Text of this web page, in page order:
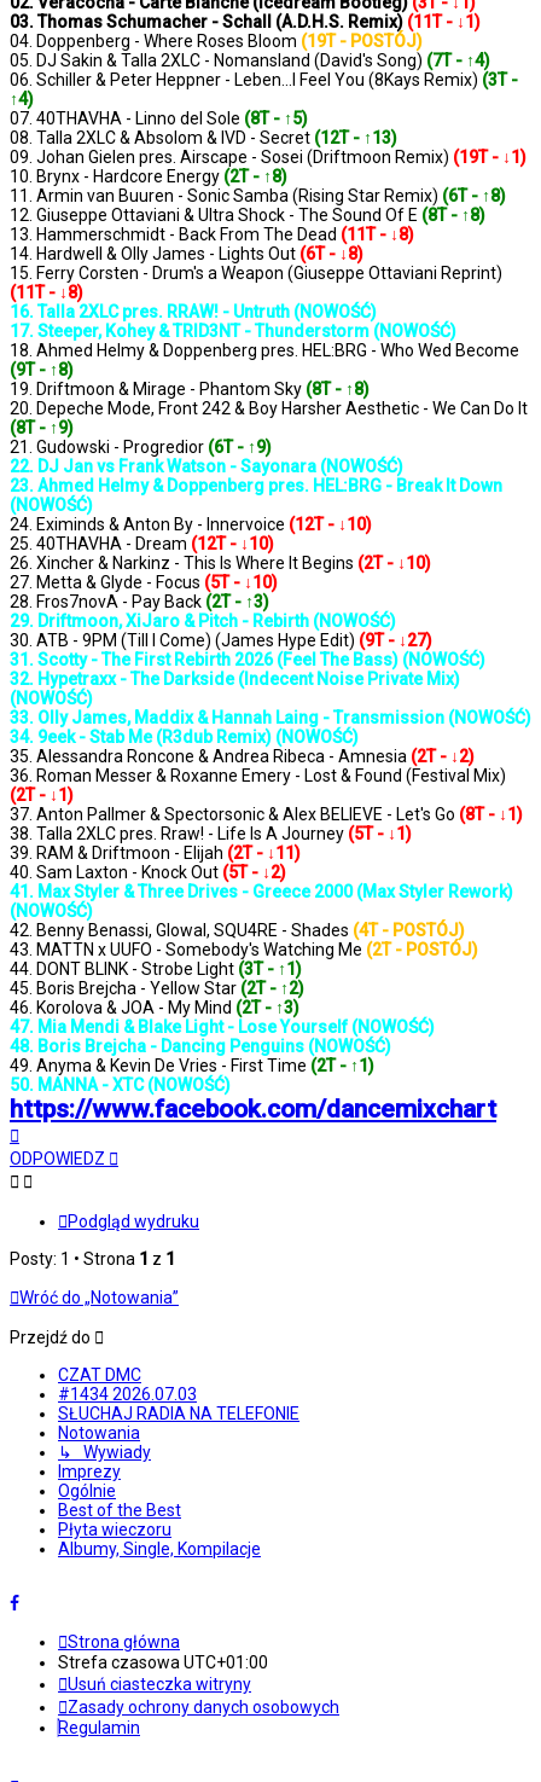
03. Thomas Schumacher - Schall (A.D.H.S. Remix) (11T - ↓1)
04. Doppenberg - Where Roses Bloom (19T - POSTÓJ)
05. DJ Sakin & Talla 2XLC - Nomansland (David's Song) (7T - ↑4)
06. Schiller & Peter Heppner - Leben...I Feel You (8Kays Remix) (3T -
↑4)
07. 40THAVHA - Linno del Sole (8T - ↑5)
08. Talla 2XLC & Absolom & IVD - Secret (12T - ↑13)
09. Johan Gielen pres. Airscape - Sosei (Driftmoon Remix) (19T - ↓1)
10. Brynx - Hardcore Energy (2T - ↑8)
11. Armin van Buuren - Sonic Samba (Rising Star Remix) (6T - ↑8)
12. Giuseppe Ottaviani & Ultra Shock - The Sound Of E (8T - ↑8)
13. Hammerschmidt - Back From The Dead (11T - ↓8)
14. Hardwell & Olly James - Lights Out (6T - ↓8)
15. Ferry Corsten - Drum's a Weapon (Giuseppe Ottaviani Reprint)
(11T - ↓8)
16. Talla 2XLC pres. RRAW! - Untruth (NOWOŚĆ)
17. Steeper, Kohey & TRID3NT - Thunderstorm (NOWOŚĆ)
18. Ahmed Helmy & Doppenberg pres. HEL:BRG - Who Wed Become
(9T - ↑8)
19. Driftmoon & Mirage - Phantom Sky (8T - ↑8)
20. Depeche Mode, Front 242 & Boy Harsher Aesthetic - We Can Do It
(8T - ↑9)
21. Gudowski - Progredior (6T - ↑9)
22. DJ Jan vs Frank Watson - Sayonara (NOWOŚĆ)
23. Ahmed Helmy & Doppenberg pres. HEL:BRG - Break It Down
(NOWOŚĆ)
24. Eximinds & Anton By - Innervoice (12T - ↓10)
25. 40THAVHA - Dream (12T - ↓10)
26. Xincher & Narkinz - This Is Where It Begins (2T - ↓10)
27. Metta & Glyde - Focus (5T - ↓10)
28. Fros7novA - Pay Back (2T - ↑3)
29. Driftmoon, XiJaro & Pitch - Rebirth (NOWOŚĆ)
30. ATB - 9PM (Till I Come) (James Hype Edit) (9T - ↓27)
31. Scotty - The First Rebirth 2026 (Feel The Bass) (NOWOŚĆ)
32. Hypetraxx - The Darkside (Indecent Noise Private Mix)
(NOWOŚĆ)
33. Olly James, Maddix & Hannah Laing - Transmission (NOWOŚĆ)
34. 9eek - Stab Me (R3dub Remix) (NOWOŚĆ)
35. Alessandra Roncone & Andrea Ribeca - Amnesia (2T - ↓2)
36. Roman Messer & Roxanne Emery - Lost & Found (Festival Mix)
(2T - ↓1)
37. Anton Pallmer & Spectorsonic & Alex BELIEVE - Let's Go (8T - ↓1)
38. Talla 2XLC pres. Rraw! - Life Is A Journey (5T - ↓1)
39. RAM & Driftmoon - Elijah (2T - ↓11)
40. Sam Laxton - Knock Out (5T - ↓2)
41. Max Styler & Three Drives - Greece 2000 (Max Styler Rework)
(NOWOŚĆ)
42. Benny Benassi, Glowal, SQU4RE - Shades (4T - POSTÓJ)
43. MATTN x UUFO - Somebody's Watching Me (2T - POSTÓJ)
44. DONT BLINK - Strobe Light (3T - ↑1)
45. Boris Brejcha - Yellow Star (2T - ↑2)
46. Korolova & JOA - My Mind (2T - ↑3)
47. Mia Mendi & Blake Light - Lose Yourself (NOWOŚĆ)
48. Boris Brejcha - Dancing Penguins (NOWOŚĆ)
49. Anyma & Kevin De Vries - First Time (2T - ↑1)
50. MANNA - XTC (NOWOŚĆ)
https://www.facebook.com/dancemixchart
górę
ODPOWIEDZ
Podgląd wydruku
Posty: 1 • Strona 1 z 1
Wróć do „Notowania”
Przejdź do
CZAT DMC
#1434 2026.07.03
SŁUCHAJ RADIA NA TELEFONIE
Notowania
↳ Wywiady
Imprezy
Ogólnie
Best of the Best
Płyta wieczoru
Albumy, Single, Kompilacje
Strona główna
Strefa czasowaUTC+01:00
Usuń ciasteczka witryny
Zasady ochrony danych osobowych
Regulamin